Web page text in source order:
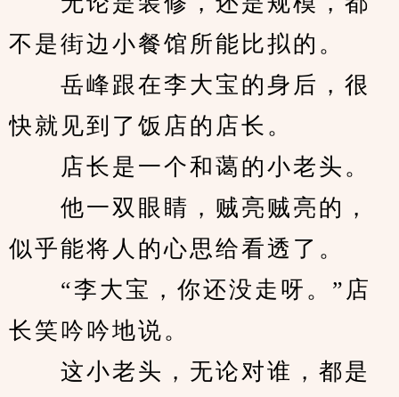
不是街边小餐馆所能比拟的。
岳峰跟在李大宝的身后，很
快就见到了饭店的店长。
店长是一个和蔼的小老头。
他一双眼睛，贼亮贼亮的，
似乎能将人的心思给看透了。
“李大宝，你还没走呀。”店
长笑吟吟地说。
这小老头，无论对谁，都是